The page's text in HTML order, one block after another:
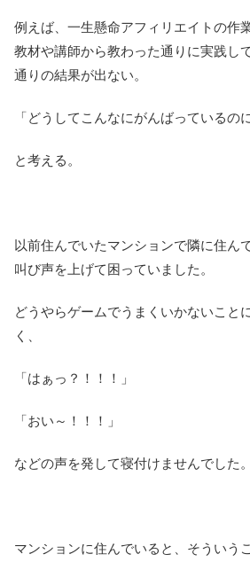
例えば、一生懸命アフィリエイトの作
教材や講師から教わった通りに実践し
通りの結果が出ない。
「どうしてこんなにがんばっているの
と考える。
以前住んでいたマンションで隣に住ん
叫び声を上げて困っていました。
どうやらゲームでうまくいかないこと
く、
「はぁっ？！！！」
「おい～！！！」
などの声を発して寝付けませんでした。
マンションに住んでいると、そういう